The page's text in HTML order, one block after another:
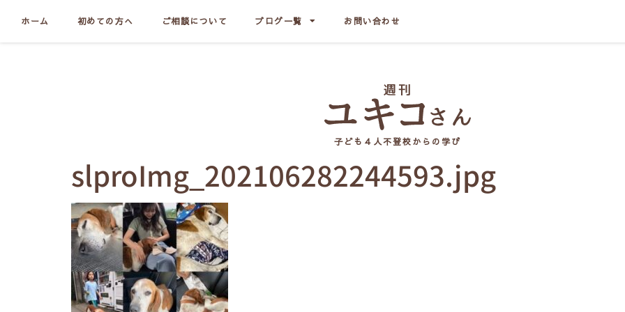
ホーム 初めての方へ ご相談について ブログ一覧 お問い合わせ
子ども４人不登校からの学び
slproImg_202106282244593.jpg